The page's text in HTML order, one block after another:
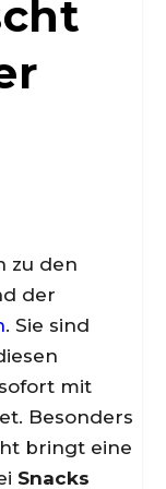
zu den
der
. Sie sind
mit
Besonders
bringt eine
Snacks